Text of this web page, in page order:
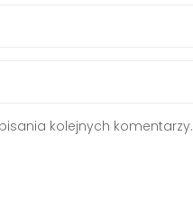
kolejnych komentarzy.